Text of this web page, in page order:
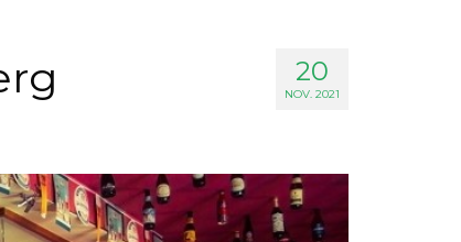
20
NOV. 2021